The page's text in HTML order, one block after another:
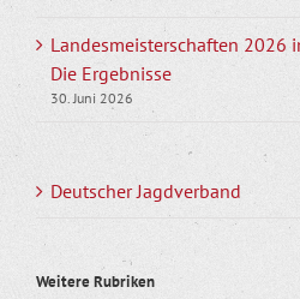
Landesmeisterschaften 2026
Die Ergebnisse
30. Juni 2026
Deutscher Jagdverband
Weitere Rubriken